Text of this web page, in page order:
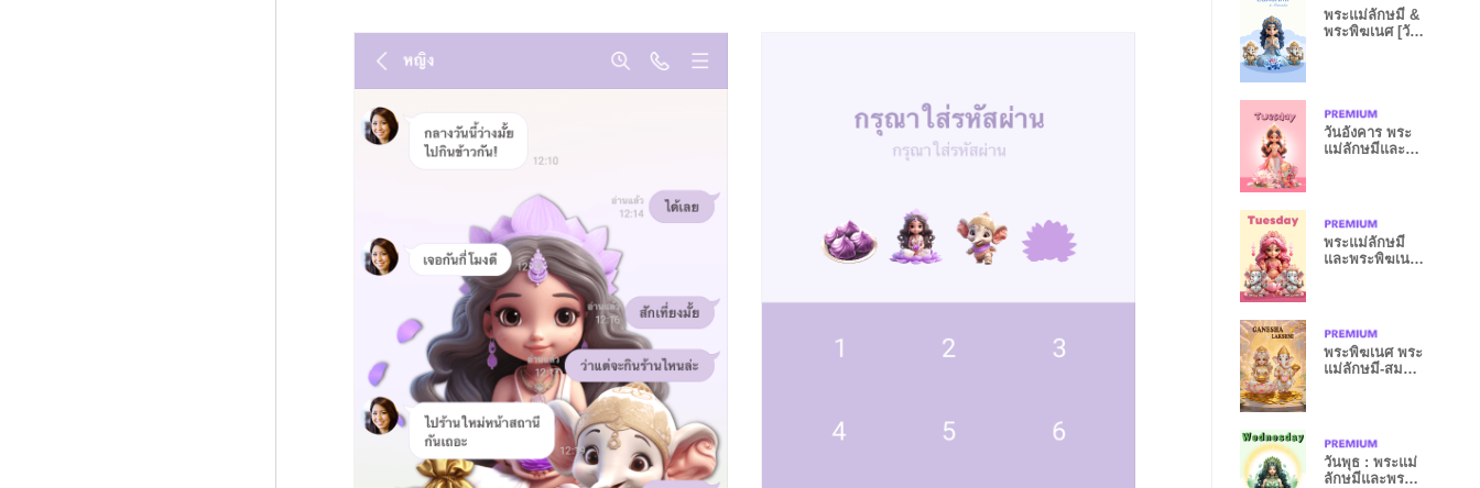
พระแม่ลักษมี &
พระพิฆเนศ [วัน
วันอังคาร พระ
แม่ลักษมีและ
พระแม่ลักษมี
และพระพิฆเนศ
พระพิฆเนศ พระ
แม่ลักษมี-สม
วันพุธ : พระแม่
ลักษมีและพระ